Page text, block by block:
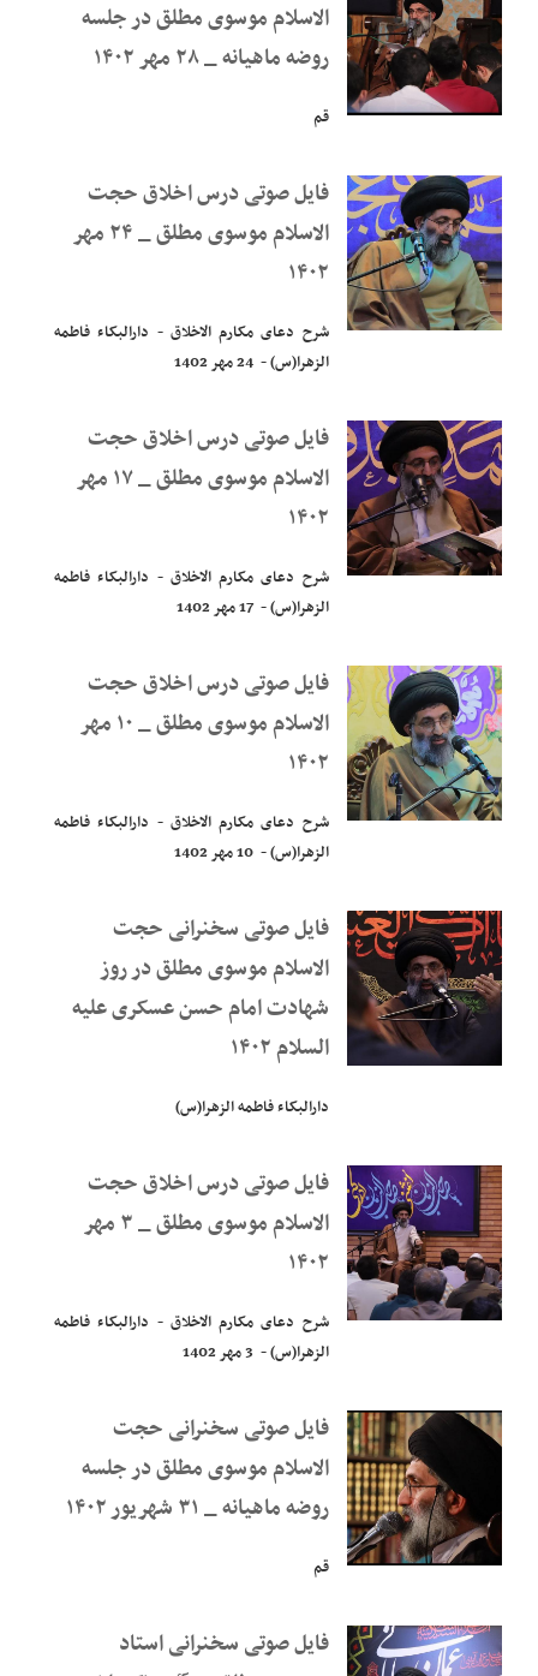
الاسلام موسوی مطلق در جلسه
روضه ماهیانه _ ۲۸ مهر ۱۴۰۲
قم
فایل صوتی درس اخلاق حجت
الاسلام موسوی مطلق _ ۲۴ مهر
۱۴۰۲
شرح دعای مکارم الاخلاق - دارالبکاء فاطمه
فایل صوتی درس اخلاق حجت
الاسلام موسوی مطلق _ ۱۷ مهر
۱۴۰۲
شرح دعای مکارم الاخلاق - دارالبکاء فاطمه
فایل صوتی درس اخلاق حجت
الاسلام موسوی مطلق _ ۱۰ مهر
۱۴۰۲
شرح دعای مکارم الاخلاق - دارالبکاء فاطمه
فایل صوتی سخنرانی حجت
الاسلام موسوی مطلق در روز
شهادت امام حسن عسکری علیه
السلام ۱۴۰۲
فایل صوتی درس اخلاق حجت
الاسلام موسوی مطلق _ ۳ مهر
۱۴۰۲
شرح دعای مکارم الاخلاق - دارالبکاء فاطمه
فایل صوتی سخنرانی حجت
الاسلام موسوی مطلق در جلسه
روضه ماهیانه _ ۳۱ شهریور ۱۴۰۲
قم
فایل صوتی سخنرانی استاد